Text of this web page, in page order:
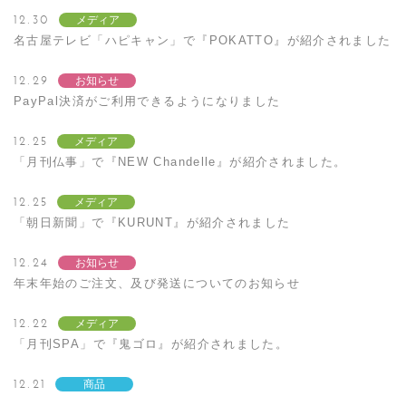
12.30 メディア
名古屋テレビ「ハピキャン」で『POKATTO』が紹介されました
12.29 お知らせ
PayPal決済がご利用できるようになりました
12.25 メディア
「月刊仏事」で『NEW Chandelle』が紹介されました。
12.25 メディア
「朝日新聞」で『KURUNT』が紹介されました
12.24 お知らせ
年末年始のご注文、及び発送についてのお知らせ
12.22 メディア
「月刊SPA」で『鬼ゴロ』が紹介されました。
12.21 商品